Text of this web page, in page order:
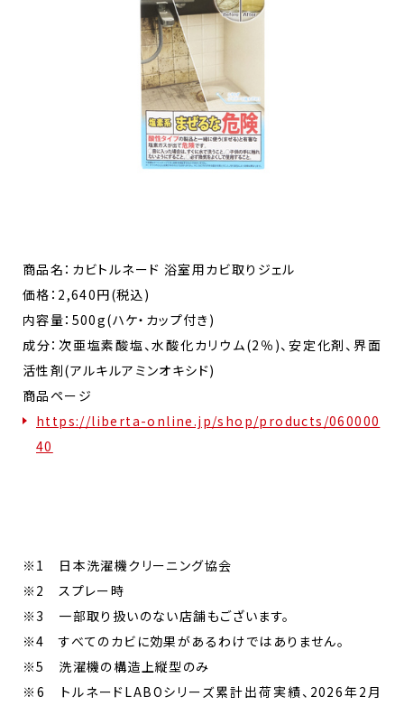
商品名：カビトルネード 浴室用カビ取りジェル
価格：2,640円(税込)
内容量：500g(ハケ・カップ付き)
成分：次亜塩素酸塩、水酸化カリウム(2％)、安定化剤、界面
活性剤(アルキルアミンオキシド)
商品ページ
https://liberta-online.jp/shop/products/060000
40
※1 日本洗濯機クリーニング協会
※2 スプレー時
※3 一部取り扱いのない店舗もございます。
※4 すべてのカビに効果があるわけではありません。
※5 洗濯機の構造上縦型のみ
※6 トルネードLABOシリーズ累計出荷実績、2026年2月